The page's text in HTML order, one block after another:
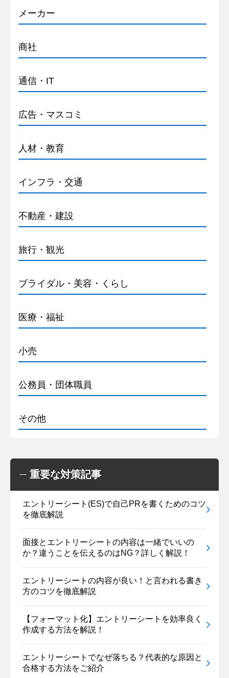
メーカー
商社
通信・IT
広告・マスコミ
人材・教育
インフラ・交通
不動産・建設
旅行・観光
ブライダル・美容・くらし
医療・福祉
小売
公務員・団体職員
その他
重要な対策記事
エントリーシート(ES)で自己PRを書くためのコツ
を徹底解説
面接とエントリーシートの内容は一緒でいいの
か？違うことを伝えるのはNG？詳しく解説！
エントリーシートの内容が良い！と言われる書き
方のコツを徹底解説
【フォーマット化】エントリーシートを効率良く
作成する方法を解説！
エントリーシートでなぜ落ちる？代表的な原因と
合格する方法をご紹介